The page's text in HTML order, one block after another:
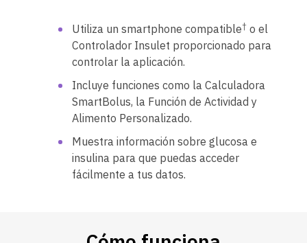
Utiliza un smartphone compatible† o el
Controlador Insulet proporcionado para
controlar la aplicación.
Incluye funciones como la Calculadora
SmartBolus, la Función de Actividad y
Alimento Personalizado.
Muestra información sobre glucosa e
insulina para que puedas acceder
fácilmente a tus datos.